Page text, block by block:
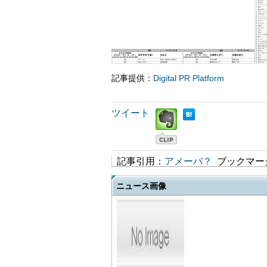
記事提供： Digital PR Platform
ツイート
記事引用： アメーバ？ ブックマー
ニュース画像